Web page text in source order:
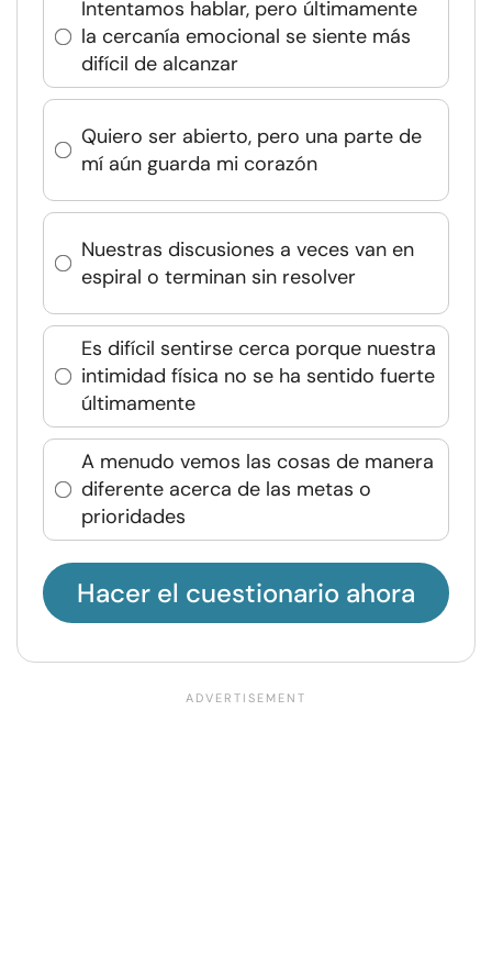
Intentamos hablar, pero últimamente
la cercanía emocional se siente más
difícil de alcanzar
Quiero ser abierto, pero una parte de
mí aún guarda mi corazón
Nuestras discusiones a veces van en
espiral o terminan sin resolver
Es difícil sentirse cerca porque nuestra
intimidad física no se ha sentido fuerte
últimamente
A menudo vemos las cosas de manera
diferente acerca de las metas o
prioridades
Hacer el cuestionario ahora